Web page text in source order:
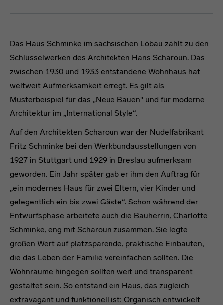
Das Haus Schminke im sächsischen Löbau zählt zu den
Schlüsselwerken des Architekten Hans Scharoun. Das
zwischen 1930 und 1933 entstandene Wohnhaus hat
weltweit Aufmerksamkeit erregt. Es gilt als
Musterbeispiel für das „Neue Bauen" und für moderne
Architektur im „International Style“.
Auf den Architekten Scharoun war der Nudelfabrikant
Fritz Schminke bei den Werkbundausstellungen von
1927 in Stuttgart und 1929 in Breslau aufmerksam
geworden. Ein Jahr später gab er ihm den Auftrag für
„ein modernes Haus für zwei Eltern, vier Kinder und
gelegentlich ein bis zwei Gäste“. Schon während der
Entwurfsphase arbeitete auch die Bauherrin, Charlotte
Schminke, eng mit Scharoun zusammen. Sie legte
großen Wert auf platzsparende, praktische Einbauten,
die das Leben der Familie vereinfachen sollten. Die
Wohnräume hingegen sollten weit und transparent
gestaltet sein. So entstand ein Haus, das zugleich
extravagant und funktionell ist: Organisch entwickelt